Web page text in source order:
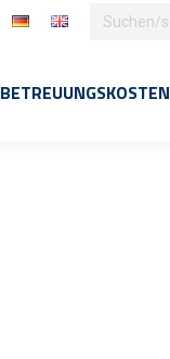
Search:
BETREUUNGSKOSTEN